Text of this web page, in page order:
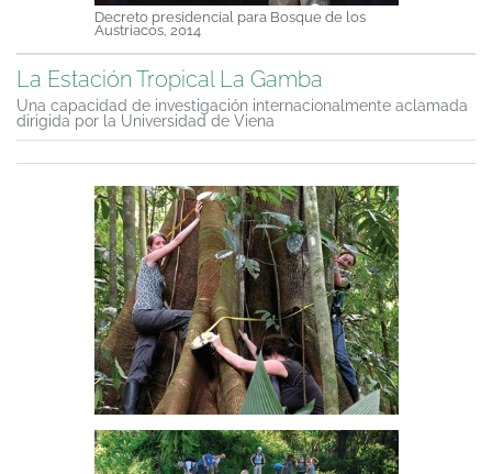
Decreto presidencial para Bosque de los
Austriacos, 2014
La Estación Tropical La Gamba
Una capacidad de investigación internacionalmente aclamada
dirigida por la Universidad de Viena